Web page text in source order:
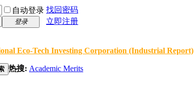
自动登录 找回密码
登录
立即注册
Eco-Tech Investing Corporation (Industrial Report)
热搜: Academic Merits